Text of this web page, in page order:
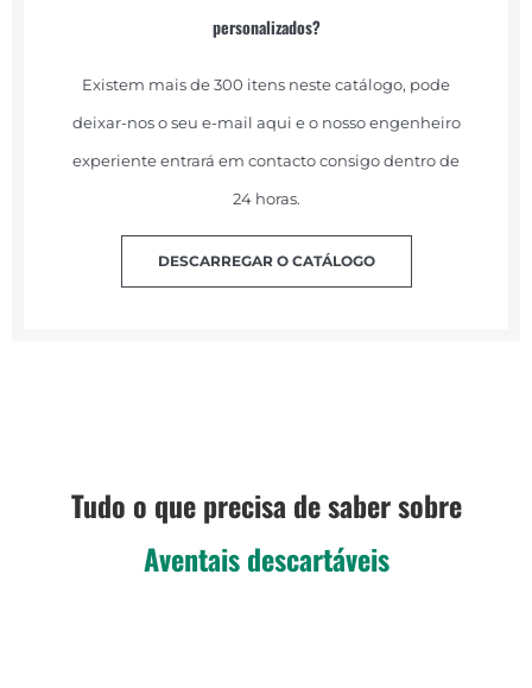
personalizados?
Existem mais de 300 itens neste catálogo, pode
deixar-nos o seu e-mail aqui e o nosso engenheiro
experiente entrará em contacto consigo dentro de
24 horas.
DESCARREGAR O CATÁLOGO
Tudo o que precisa de saber sobre
Aventais descartáveis